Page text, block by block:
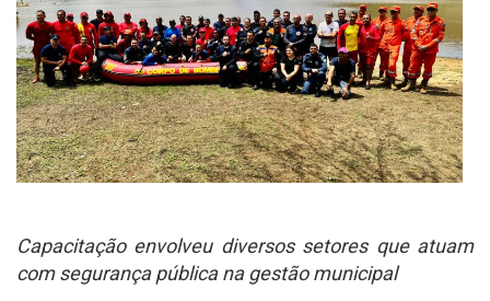
Capacitação envolveu diversos setores que atuam
com segurança pública na gestão municipal